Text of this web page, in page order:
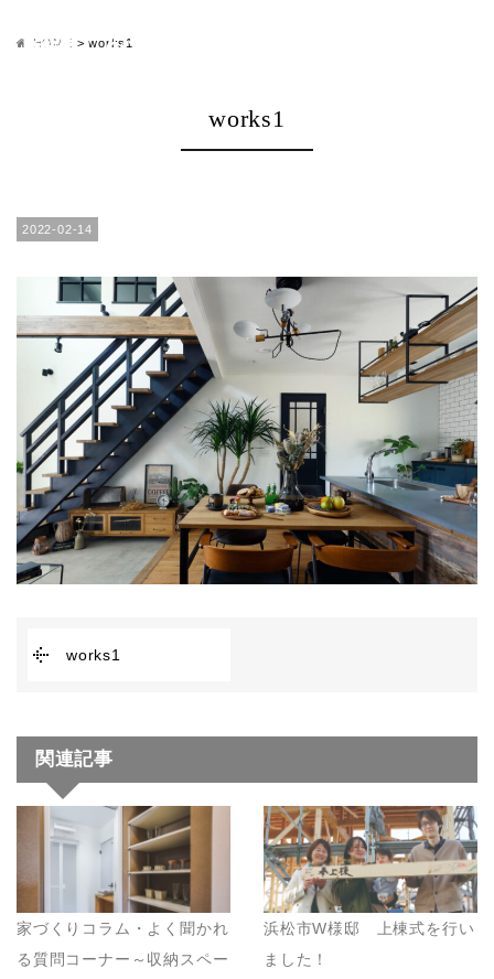
HOME >works1
works1
2022-02-14
works1
関連記事
家づくりコラム・よく聞かれ
る質問コーナー～収納スペー
浜松市W様邸 上棟式を行い
ました！